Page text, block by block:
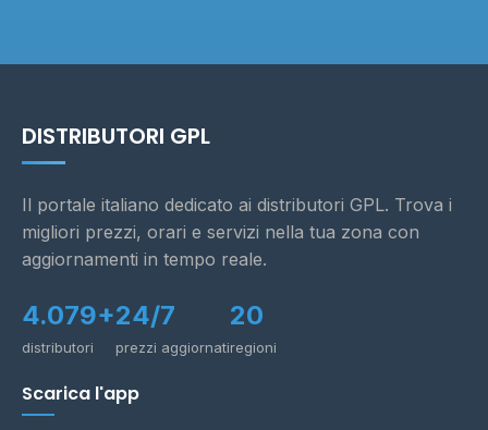
DISTRIBUTORI GPL
Il portale italiano dedicato ai distributori GPL. Trova i
migliori prezzi, orari e servizi nella tua zona con
aggiornamenti in tempo reale.
4.079+
distributori
24/7
prezzi aggiornati
20
regioni
Scarica l'app